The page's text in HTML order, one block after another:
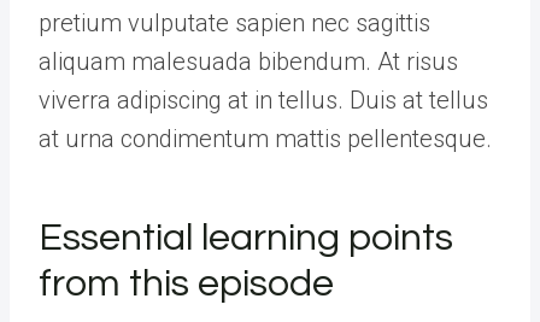
pretium vulputate sapien nec sagittis
aliquam malesuada bibendum. At risus
viverra adipiscing at in tellus. Duis at tellus
at urna condimentum mattis pellentesque.
Essential learning points
from this episode